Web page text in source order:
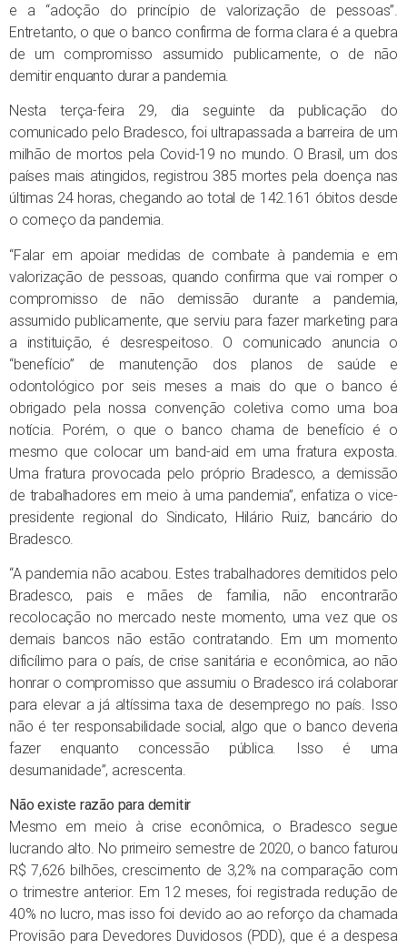
e a “adoção do princípio de valorização de pessoas”.
Entretanto, o que o banco confirma de forma clara é a quebra
de um compromisso assumido publicamente, o de não
demitir enquanto durar a pandemia.
Nesta terça-feira 29, dia seguinte da publicação do
comunicado pelo Bradesco, foi ultrapassada a barreira de um
milhão de mortos pela Covid-19 no mundo. O Brasil, um dos
países mais atingidos, registrou 385 mortes pela doença nas
últimas 24 horas, chegando ao total de 142.161 óbitos desde
o começo da pandemia.
“Falar em apoiar medidas de combate à pandemia e em
valorização de pessoas, quando confirma que vai romper o
compromisso de não demissão durante a pandemia,
assumido publicamente, que serviu para fazer marketing para
a instituição, é desrespeitoso. O comunicado anuncia o
“benefício” de manutenção dos planos de saúde e
odontológico por seis meses a mais do que o banco é
obrigado pela nossa convenção coletiva como uma boa
notícia. Porém, o que o banco chama de benefício é o
mesmo que colocar um band-aid em uma fratura exposta.
Uma fratura provocada pelo próprio Bradesco, a demissão
de trabalhadores em meio à uma pandemia”, enfatiza o vice-
presidente regional do Sindicato, Hilário Ruiz, bancário do
Bradesco.
“A pandemia não acabou. Estes trabalhadores demitidos pelo
Bradesco, pais e mães de família, não encontrarão
recolocação no mercado neste momento, uma vez que os
demais bancos não estão contratando. Em um momento
dificílimo para o país, de crise sanitária e econômica, ao não
honrar o compromisso que assumiu o Bradesco irá colaborar
para elevar a já altíssima taxa de desemprego no país. Isso
não é ter responsabilidade social, algo que o banco deveria
fazer enquanto concessão pública. Isso é uma
desumanidade”, acrescenta.
Não existe razão para demitir
Mesmo em meio à crise econômica, o Bradesco segue
lucrando alto. No primeiro semestre de 2020, o banco faturou
R$ 7,626 bilhões, crescimento de 3,2% na comparação com
o trimestre anterior. Em 12 meses, foi registrada redução de
40% no lucro, mas isso foi devido ao ao reforço da chamada
Provisão para Devedores Duvidosos (PDD), que é a despesa